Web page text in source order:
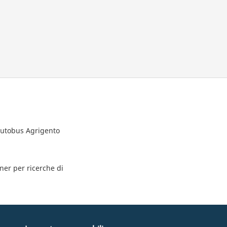
Agrigento
per ricerche di